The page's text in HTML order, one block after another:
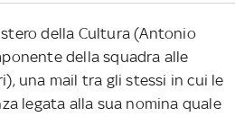
della Cultura (Antonio
della squadra alle
una mail tra gli stessi in cui le
legata alla sua nomina quale